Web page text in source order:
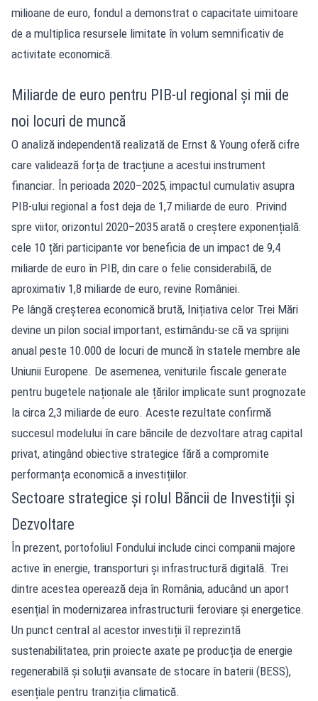
milioane de euro, fondul a demonstrat o capacitate uimitoare
de a multiplica resursele limitate în volum semnificativ de
activitate economică.
Miliarde de euro pentru PIB-ul regional și mii de
noi locuri de muncă
O analiză independentă realizată de Ernst & Young oferă cifre
care validează forța de tracțiune a acestui instrument
financiar. În perioada 2020–2025, impactul cumulativ asupra
PIB-ului regional a fost deja de 1,7 miliarde de euro. Privind
spre viitor, orizontul 2020–2035 arată o creștere exponențială:
cele 10 țări participante vor beneficia de un impact de 9,4
miliarde de euro în PIB, din care o felie considerabilă, de
aproximativ 1,8 miliarde de euro, revine României.
Pe lângă creșterea economică brută, Inițiativa celor Trei Mări
devine un pilon social important, estimându-se că va sprijini
anual peste 10.000 de locuri de muncă în statele membre ale
Uniunii Europene. De asemenea, veniturile fiscale generate
pentru bugetele naționale ale țărilor implicate sunt prognozate
la circa 2,3 miliarde de euro. Aceste rezultate confirmă
succesul modelului în care băncile de dezvoltare atrag capital
privat, atingând obiective strategice fără a compromite
performanța economică a investițiilor.
Sectoare strategice și rolul Băncii de Investiții și
Dezvoltare
În prezent, portofoliul Fondului include cinci companii majore
active în energie, transporturi și infrastructură digitală. Trei
dintre acestea operează deja în România, aducând un aport
esențial în modernizarea infrastructurii feroviare și energetice.
Un punct central al acestor investiții îl reprezintă
sustenabilitatea, prin proiecte axate pe producția de energie
regenerabilă și soluții avansate de stocare în baterii (BESS),
esențiale pentru tranziția climatică.